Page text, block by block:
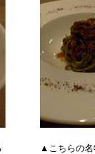
▲こちらの名